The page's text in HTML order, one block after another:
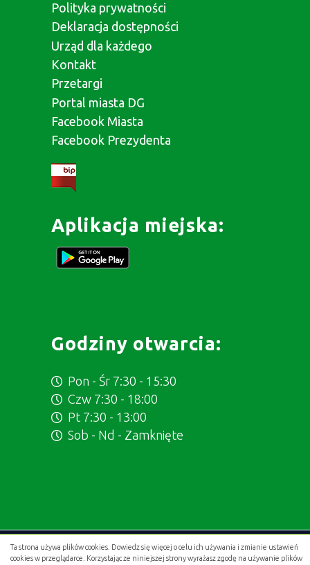
Ta strona używa plików cookies. Dowiedz się więcej o celu ich używania i zmianie ustawień
cookies w przeglądarce. Korzystając ze niniejszej strony wyrażasz zgodę na używanie plików
Polityka prywatności
Deklaracja dostępności
Urząd dla każdego
Kontakt
Przetargi
Portal miasta DG
Facebook Miasta
Facebook Prezydenta
Aplikacja miejska:
Godziny otwarcia:
Pon - Śr 7:30 - 15:30
Czw 7:30 - 18:00
Pt 7:30 - 13:00
Sob - Nd - Zamknięte
Projekt i wykonanie:.gold studio digital